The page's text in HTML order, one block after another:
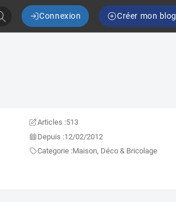
Connexion Créer mon blog
Articles :513
Depuis :12/02/2012
Categorie :Maison, Déco & Bricolage